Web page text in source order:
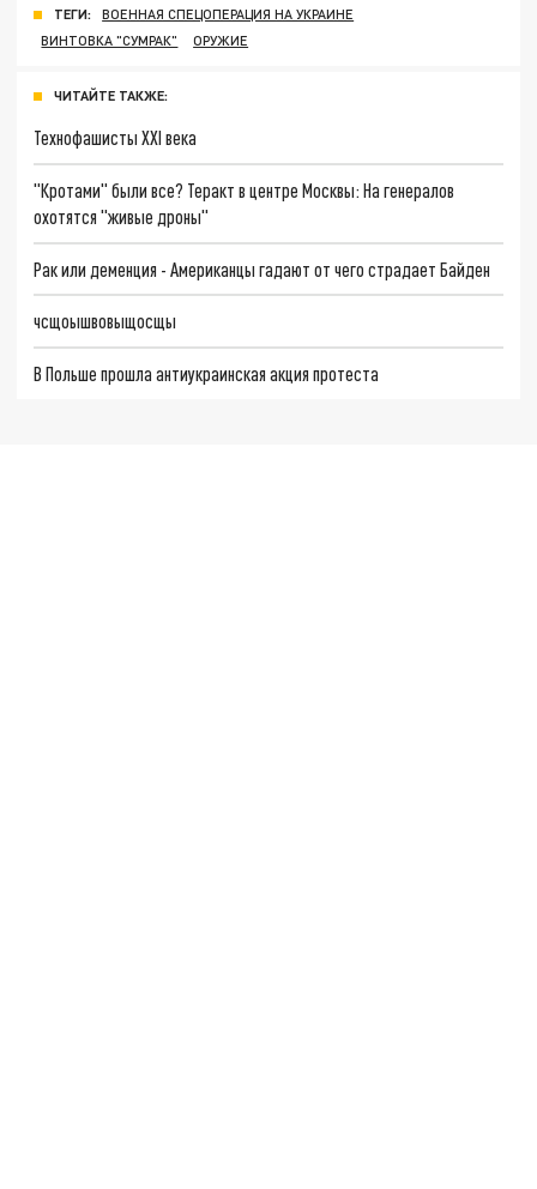
ТЕГИ:
ВОЕННАЯ СПЕЦОПЕРАЦИЯ НА УКРАИНЕ
ВИНТОВКА "СУМРАК"
ОРУЖИЕ
ЧИТАЙТЕ ТАКЖЕ:
Технофашисты XXI века
"Кротами" были все? Теракт в центре Москвы: На генералов
охотятся "живые дроны"
Рак или деменция - Американцы гадают от чего страдает Байден
чсщоышвовыщосщы
В Польше прошла антиукраинская акция протеста